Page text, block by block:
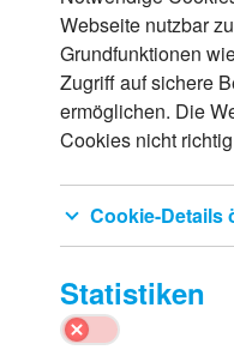
Webseite nutzbar
Grundfunktionen
Zugriff auf sichere
ermöglichen. Die
Cookies nicht
Cookie-Details
Statistiken